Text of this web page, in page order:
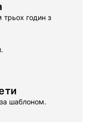
трьох годин з
за шаблоном.